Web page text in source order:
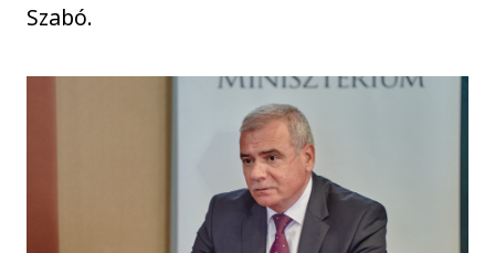
Szabó.